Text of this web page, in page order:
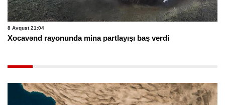
8 Avqust 21:04
Xocavənd rayonunda mina partlayışı baş verdi